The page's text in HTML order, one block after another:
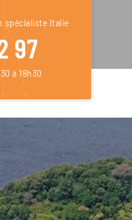
spécialiste Italie
97
à 18h30